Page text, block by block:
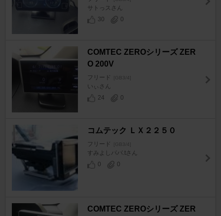
サトっスさん
30
0
COMTEC ZEROシリーズ ZER
O 200V
フリード [GB3/4]
いぃさん
24
0
コムテック ＬＸ２２５０
フリード [GB3/4]
すみよしパパ.tさん
0
0
COMTEC ZEROシリーズ ZER